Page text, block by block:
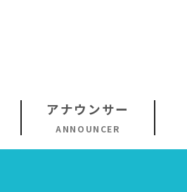
アナウンサー
ANNOUNCER